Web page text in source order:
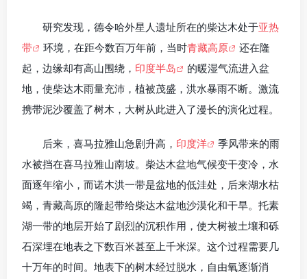
研究发现，德令哈外星人遗址所在的柴达木处于亚热
带
环境，在距今数百万年前，当时青藏高原
还在隆
起，边缘却有高山围绕， 印度半岛
的暖湿气流进入盆
地，使柴达木雨量充沛，植被茂盛，洪水暴雨不断。激流
携带泥沙覆盖了树木，大树从此进入了漫长的演化过程。
后来，喜马拉雅山急剧升高， 印度洋
季风带来的雨
水被挡在喜马拉雅山南坡。柴达木盆地气候变干变冷，水
面逐年缩小，而诺木洪一带是盆地的低洼处，后来湖水枯
竭，青藏高原的隆起带给柴达木盆地沙漠化和干旱。托素
湖一带的地层开始了剧烈的沉积作用，使大树被土壤和砾
石深埋在地表之下数百米甚至上千米深。这个过程需要几
十万年的时间。地表下的树木经过脱水，自由氧逐渐消